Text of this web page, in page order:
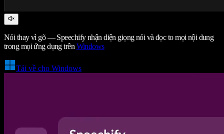
Nói thay vì gõ — Speechify nhận diện giọng nói và đọc to mọi nội dung
trong mọi ứng dụng trên Windows
Tải về cho Windows